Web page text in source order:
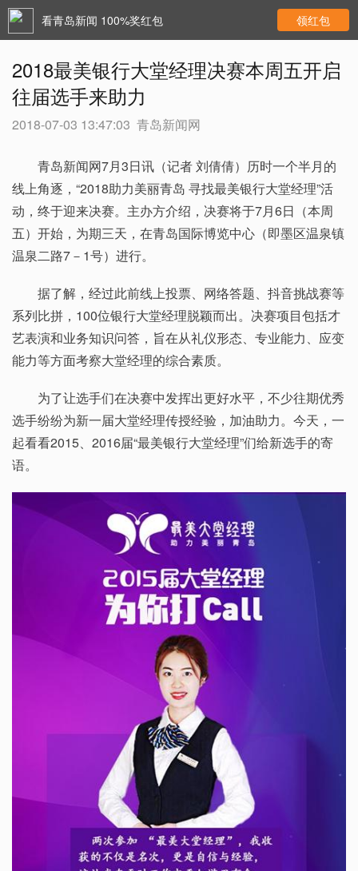
看青岛新闻 100%奖红包 领红包
2018最美银行大堂经理决赛本周五开启
往届选手来助力
2018-07-03 13:47:03 青岛新闻网
青岛新闻网7月3日讯（记者 刘倩倩）历时一个半月的
线上角逐，“2018助力美丽青岛 寻找最美银行大堂经理”活
动，终于迎来决赛。主办方介绍，决赛将于7月6日（本周
五）开始，为期三天，在青岛国际博览中心（即墨区温泉镇
温泉二路7－1号）进行。
据了解，经过此前线上投票、网络答题、抖音挑战赛等
系列比拼，100位银行大堂经理脱颖而出。决赛项目包括才
艺表演和业务知识问答，旨在从礼仪形态、专业能力、应变
能力等方面考察大堂经理的综合素质。
为了让选手们在决赛中发挥出更好水平，不少往期优秀
选手纷纷为新一届大堂经理传授经验，加油助力。今天，一
起看看2015、2016届“最美银行大堂经理”们给新选手的寄
语。